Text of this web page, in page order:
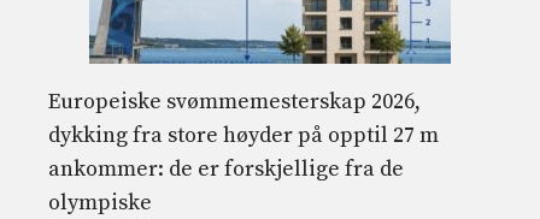
Europeiske svømmemesterskap 2026,
dykking fra store høyder på opptil 27 m
ankommer: de er forskjellige fra de
olympiske